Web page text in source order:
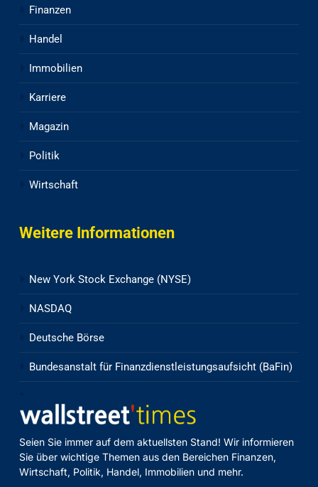
Finanzen
Handel
Immobilien
Karriere
Magazin
Politik
Wirtschaft
Weitere Informationen
New York Stock Exchange (NYSE)
NASDAQ
Deutsche Börse
Bundesanstalt für Finanzdienstleistungsaufsicht (BaFin)
Seien Sie immer auf dem aktuellsten Stand! Wir informieren
Sie über wichtige Themen aus den Bereichen Finanzen,
Wirtschaft, Politik, Handel, Immobilien und mehr.